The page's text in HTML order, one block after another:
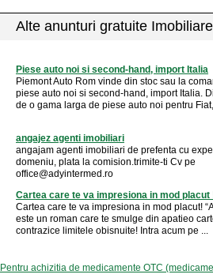
Alte anunturi gratuite Imobiliare
Piese auto noi si second-hand, import Italia
Piemont Auto Rom vinde din stoc sau la
piese auto noi si second-hand, import Italia.
de o gama larga de piese auto noi pentru
angajez agenti imobiliari
angajam agenti imobiliari de prefenta cu
domeniu, plata la comision.trimite-ti Cv pe
office@adyintermed.ro
Cartea care te va impresiona in mod placut
Cartea care te va impresiona in mod placut!
este un roman care te smulge din apatieo
contrazice limitele obisnuite! Intra acum pe ...
Pentru achizitia de medicamente OTC